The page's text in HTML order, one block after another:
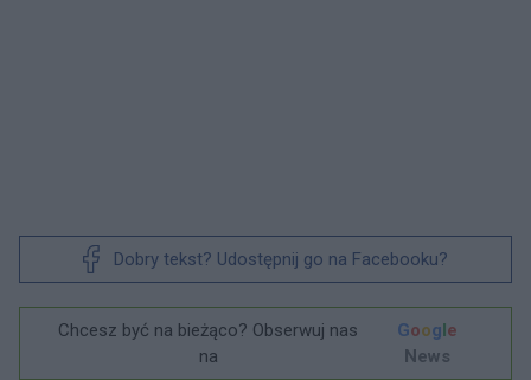
Dobry tekst? Udostępnij go na Facebooku?
Chcesz być na bieżąco? Obserwuj nas
na
Google
News